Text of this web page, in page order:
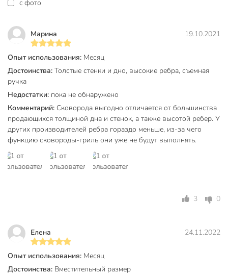
оптимально для устойчивости и маневренности.
получите надежный инструмент для домашних и дачных
кулинарных экспериментов с официальной гарантией 36
месяцев и выгодной ценой. Начните готовить вкуснее уже
сегодня!
Частые вопросы:
Какой размер сковороды-гриль выбрать для семьи?
Оптимальный диаметр 28 см (дно 22 см) подходит для 2-4
порций — удобно для семьи, гостей или приготовления на
даче.
Можно ли использовать сковороду-гриль Байкал в
Да, съемная ручка позволяет ставить сковороду в духовку
Для каких плит подходит эта сковорода-гриль?
Совместима с газовыми, электрическими,
стеклокерамическими плитами и духовкой. Не подходит
для индукционных плит.
c фото
Марина 19.10.2021
Опыт использования: Месяц
Достоинства: Толстые стенки и дно, высокие ребра, съемная
ручка
Недостатки: пока не обнаружено
Комментарий: Сковорода выгодно отличается от большинства
продающихся толщиной дна и стенок, а также высотой ребер. У
других производителей ребра гораздо меньше, из-за чего
функцию сковороды-гриль они уже не будут выполнять.
3 0
Елена 24.11.2022
Опыт использования: Месяц
Достоинства: Вместительный размер